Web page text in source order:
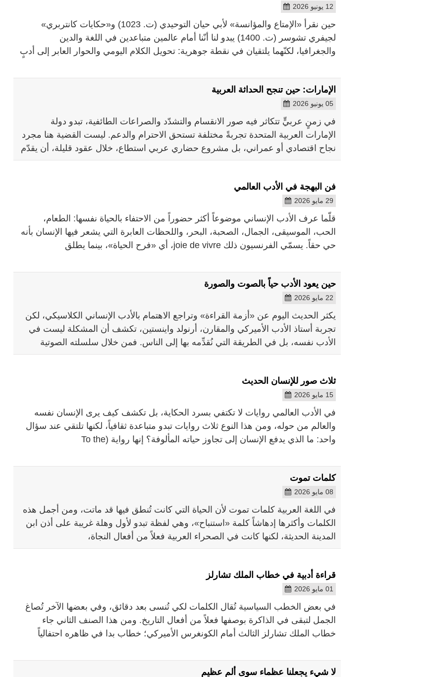
12 يونيو 2026
حين نقرأ «الإمتاع والمؤانسة» لأبي حيان التوحيدي (ت. 1023) و«حكايات كانتربري»
لجيفري تشوسر (ت. 1400) يبدو لنا أنّنا أمام عالمين متباعدين في اللغة والدين
والجغرافيا، لكنّهما يلتقيان في نقطة جوهرية: تحويل الكلام اليومي والحوار العابر إلى أدبٍ
الإمارات: حين تنجح الحداثة العربية
05 يونيو 2026
في زمنٍ عربيٍّ تتكاثر فيه صور الانقسام والتشدّد والصراعات الطائفية، تبدو دولة
الإمارات العربية المتحدة تجربةً مختلفة تستحق الاحترام والدعم. ليست القضية هنا مجرد
نجاح اقتصادي أو عمراني، بل مشروع حضاري عربي استطاع، خلال عقود قليلة، أن يقدّم
فن البهجة في الأدب العالمي
29 مايو 2026
قلّما عرف الأدب الإنساني موضوعاً أكثر حضوراً من الاحتفاء بالحياة نفسها: الطعام،
الحب، الموسيقى، الجمال، الصحبة، البحر، واللحظات العابرة التي يشعر فيها الإنسان بأنه
حي حقاً. يسمّي الفرنسيون ذلك joie de vivre، أي «فرح الحياة»، بينما يطلق
حين يعود الأدب حياً بالصوت والصورة
22 مايو 2026
يكثر الحديث اليوم عن «أزمة القراءة» وتراجع الاهتمام بالأدب الإنساني الكلاسيكي، لكن
تجربة أستاذ الأدب الأميركي والمقارن، أرنولد واينستين، تكشف أن المشكلة ليست في
الأدب نفسه، بل في الطريقة التي نُقدِّمه بها إلى الناس. فمن خلال سلسلته الصوتية
ثلاث صور للإنسان الحديث
15 مايو 2026
في الأدب العالمي روايات لا تكتفي بسرد الحكاية، بل تكشف كيف يرى الإنسان نفسه
والعالم من حوله، ومن هذا النوع ثلاث روايات تبدو متباعدة ثقافياً، لكنها تلتقي عند سؤال
واحد: ما الذي يدفع الإنسان إلى تجاوز حياته المألوفة؟ إنها رواية (To the
كلمات تموت
08 مايو 2026
في اللغة العربية كلمات تموت لأن الحياة التي كانت تُنطق فيها قد ماتت، ومن أجمل هذه
الكلمات وأكثرها إدهاشاً كلمة «استنباح»، وهي لفظة تبدو لأول وهلة غريبة على أذن ابن
المدينة الحديثة، لكنها كانت في الصحراء العربية فعلاً من أفعال النجاة،
قراءة أدبية في خطاب الملك تشارلز
01 مايو 2026
في بعض الخطب السياسية تُقال الكلمات لكي تُنسى بعد دقائق، وفي بعضها الآخر تُصاغ
الجمل لتبقى في الذاكرة بوصفها فعلاً من أفعال التاريخ. ومن هذا الصنف الثاني جاء
خطاب الملك تشارلز الثالث أمام الكونغرس الأميركي؛ خطاب بدا في ظاهره احتفالياً
لا شيء يجعلنا عظماء سوى ألم عظيم